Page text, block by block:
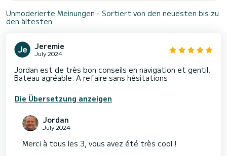
Unmoderierte Meinungen - Sortiert von den neuesten bis zu
den ältesten
Jeremie
July 2024
Jordan est de très bon conseils en navigation et gentil.
Bateau agréable. A refaire sans hésitations
Die Übersetzung anzeigen
Jordan
July 2024
Merci à tous les 3, vous avez été très cool !